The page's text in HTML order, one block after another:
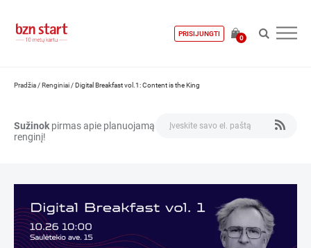
PRISIJUNGTI
0
Pradžia /Renginiai /Digital Breakfast vol.1: Content is the King
Sužinok pirmas apie planuojamą
renginį!